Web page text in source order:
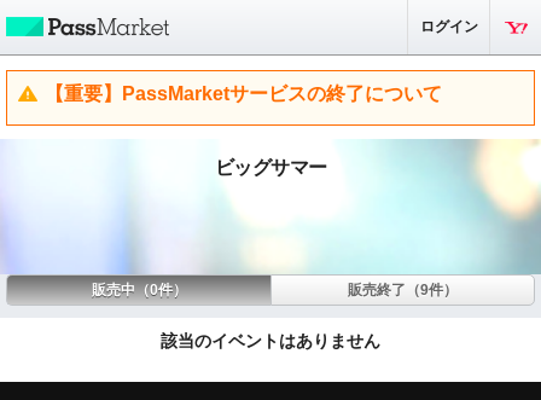
ログイン
【重要】PassMarketサービスの終了について
ビッグサマー
販売中（0件） 販売終了（9件）
該当のイベントはありません